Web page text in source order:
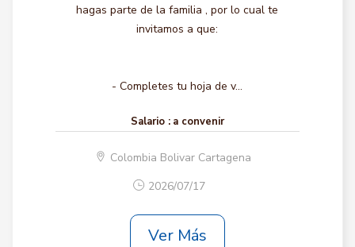
hagas parte de la familia , por lo cual te
invitamos a que:
- Completes tu hoja de v...
Salario : a convenir
Colombia Bolivar Cartagena
2026/07/17
Ver Más